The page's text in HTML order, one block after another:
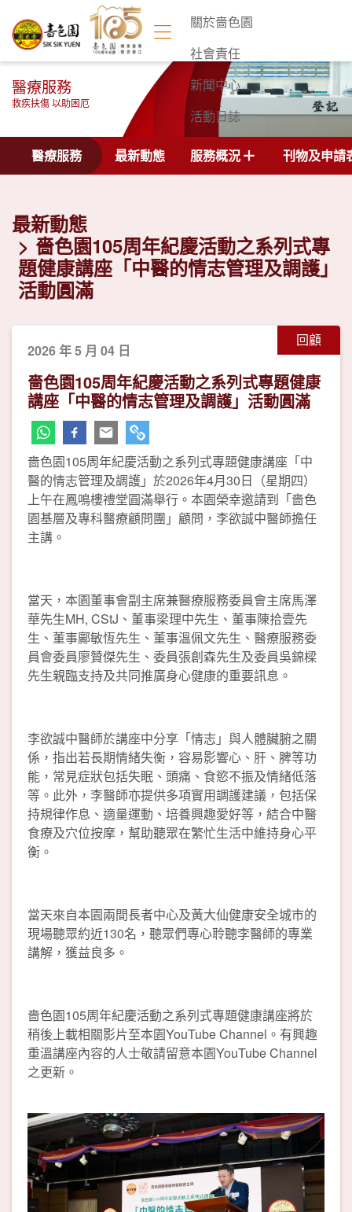
關於嗇色園
社會責任
新聞中心
活動日誌
聯絡我們
醫療服務
救疾扶傷 以助困厄
醫療服務 最新動態 服務概況 刊物及申請
最新動態
嗇色園105周年紀慶活動之系列式專
題健康講座「中醫的情志管理及調護」
活動圓滿
回顧
2026 年 5 月 04 日
嗇色園105周年紀慶活動之系列式專題健康
講座「中醫的情志管理及調護」活動圓滿
嗇色園105周年紀慶活動之系列式專題健康講座「中
醫的情志管理及調護」於2026年4月30日（星期四）
上午在鳳鳴樓禮堂圓滿舉行。本園榮幸邀請到「嗇色
園基層及專科醫療顧問團」顧問，李欲誠中醫師擔任
主講。
當天，本園董事會副主席兼醫療服務委員會主席馬澤
華先生MH, CStJ、董事梁理中先生、董事陳拾壹先
生、董事鄺敏恆先生、董事溫佩文先生、醫療服務委
員會委員廖贊傑先生、委員張創森先生及委員吳錦樑
先生親臨支持及共同推廣身心健康的重要訊息。
李欲誠中醫師於講座中分享「情志」與人體臟腑之關
係，指出若長期情緒失衡，容易影響心、肝、脾等功
能，常見症狀包括失眠、頭痛、食慾不振及情緒低落
等。此外，李醫師亦提供多項實用調護建議，包括保
持規律作息、適量運動、培養興趣愛好等，結合中醫
食療及穴位按摩，幫助聽眾在繁忙生活中維持身心平
衡。
當天來自本園兩間長者中心及黃大仙健康安全城市的
現場聽眾約近130名，聽眾們專心聆聽李醫師的專業
講解，獲益良多。
嗇色園105周年紀慶活動之系列式專題健康講座將於
稍後上載相關影片至本園YouTube Channel。有興趣
重溫講座內容的人士敬請留意本園YouTube Channel
之更新。